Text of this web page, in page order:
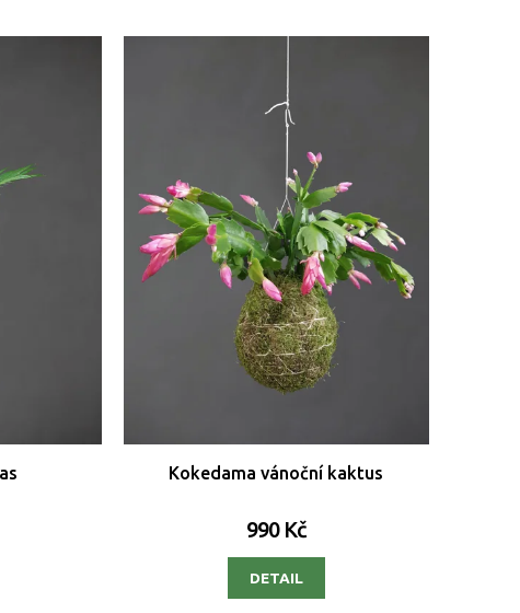
Kokedama vánoční kaktus
990 Kč
DETAIL